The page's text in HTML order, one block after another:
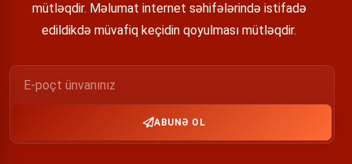
mütləqdir. Məlumat internet səhifələrində istifadə
edildikdə müvafiq keçidin qoyulması mütləqdir.
ABUNƏ OL